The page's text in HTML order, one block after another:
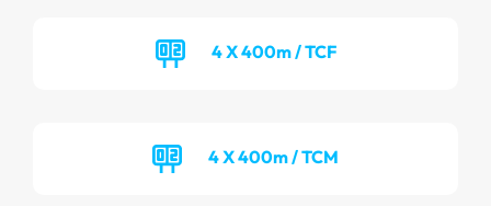
4 X 400m / TCF
4 X 400m / TCM